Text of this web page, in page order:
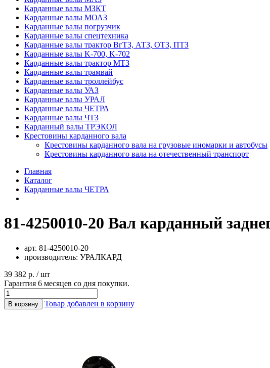
Карданные валы МЗКТ
Карданные валы МОАЗ
Карданные валы погрузчик
Карданные валы спецтехника
Карданные валы трактор ВгТЗ, АТЗ, ОТЗ, ПТЗ
Карданные валы K-700, K-702
Карданные валы трактор МТЗ
Карданные валы трамвай
Карданные валы троллейбус
Карданные валы УАЗ
Карданные валы УРАЛ
Карданные валы ЧЕТРА
Карданные валы ЧТЗ
Карданный валы ТРЭКОЛ
Крестовины карданного вала
Крестовины карданного вала на грузовые иномарки и автобусы
Крестовины карданного вала на отечественный транспорт
Главная
Каталог
Карданные валы ЧЕТРА
81-4250010-20 Вал карданный
арт. 81-4250010-20
производитель: УРАЛКАРД
39 382 р. / шт
Гарантия 6 месяцев со дня покупки.
В корзину Товар добавлен в корзину